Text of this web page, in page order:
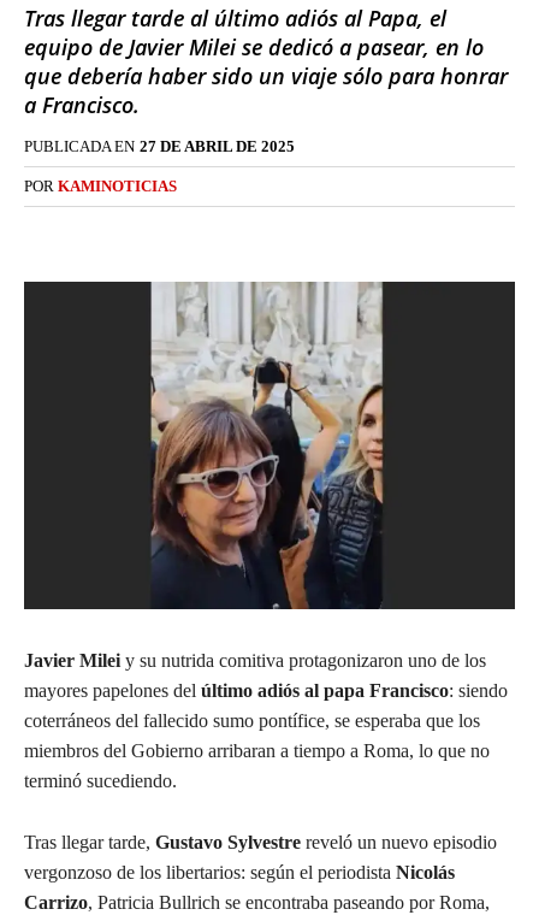
Tras llegar tarde al último adiós al Papa, el
equipo de Javier Milei se dedicó a pasear, en lo
que debería haber sido un viaje sólo para honrar
a Francisco.
PUBLICADA EN 27 DE ABRIL DE 2025
POR KAMINOTICIAS
Javier Milei y su nutrida comitiva protagonizaron uno de los
mayores papelones del último adiós al papa Francisco: siendo
coterráneos del fallecido sumo pontífice, se esperaba que los
miembros del Gobierno arribaran a tiempo a Roma, lo que no
terminó sucediendo.
Tras llegar tarde, Gustavo Sylvestre reveló un nuevo episodio
vergonzoso de los libertarios: según el periodista Nicolás
Carrizo, Patricia Bullrich se encontraba paseando por Roma,